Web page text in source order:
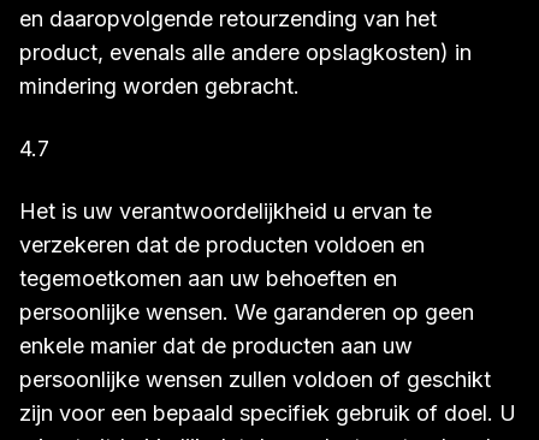
en daaropvolgende retourzending van het
product, evenals alle andere opslagkosten) in
mindering worden gebracht.
4.7
Het is uw verantwoordelijkheid u ervan te
verzekeren dat de producten voldoen en
tegemoetkomen aan uw behoeften en
persoonlijke wensen. We garanderen op geen
enkele manier dat de producten aan uw
persoonlijke wensen zullen voldoen of geschikt
zijn voor een bepaald specifiek gebruik of doel. U